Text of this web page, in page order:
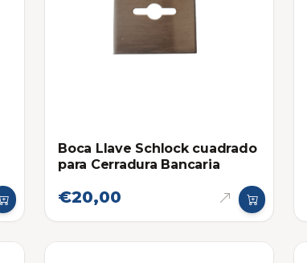
Boca Llave Schlock cuadrado
para Cerradura Bancaria
€20,00